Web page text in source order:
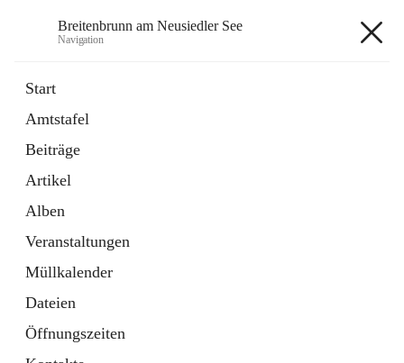
Breitenbrunn am Neusiedler See
Navigation
Start
Amtstafel
Beiträge
Artikel
Alben
Veranstaltungen
Müllkalender
Dateien
Öffnungszeiten
18 Schnellzugriffe
Gemeindeservice